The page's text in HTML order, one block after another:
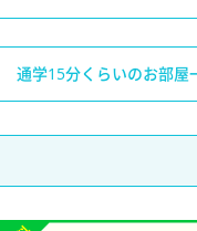
通学15分くらいのお部屋